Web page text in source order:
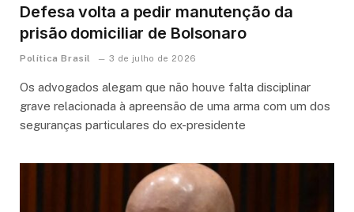
Defesa volta a pedir manutenção da
prisão domiciliar de Bolsonaro
Política Brasil 3 de julho de 2026
Os advogados alegam que não houve falta disciplinar
grave relacionada à apreensão de uma arma com um dos
seguranças particulares do ex-presidente